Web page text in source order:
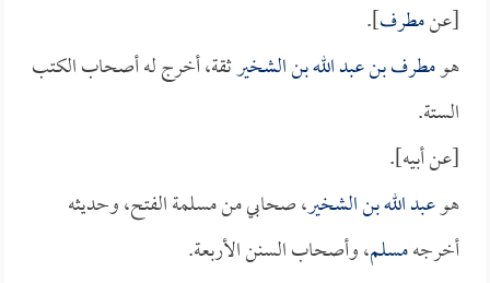
[عنمطرف].
هومطرف بن عبد الله بن الشخيرثقة، أخرج له أصحاب الكتب
الستة.
[عن أبيه].
هوعبد الله بن الشخير، صحابي من مسلمة الفتح، وحديثه
أخرجهمسلم، وأصحاب السنن الأربعة.